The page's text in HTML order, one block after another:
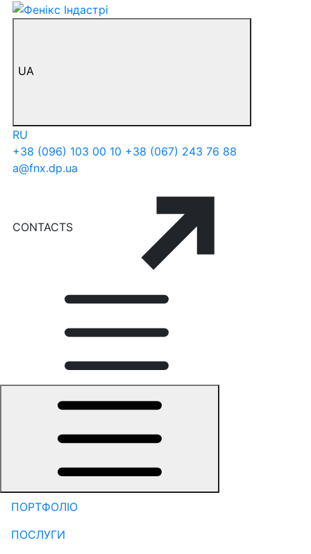
UA
RU
+38 (096) 103 00 10 +38 (067) 243 76 88
a@fnx.dp.ua
CONTACTS
ПОРТФОЛІО
ПОСЛУГИ